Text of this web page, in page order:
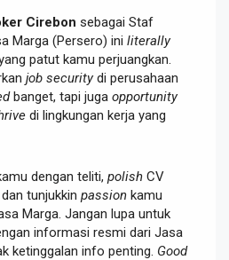
Cirebon sebagai Staf
Marga (Persero) ini literally
patut kamu perjuangkan.
job securitydi perusahaan
banget, tapi juga opportunity
di lingkungan kerja yang
dengan teliti, polish CV
dan tunjukkin passion kamu
Marga. Jangan lupa untuk
informasi resmi dari Jasa
ketinggalan info penting. Good